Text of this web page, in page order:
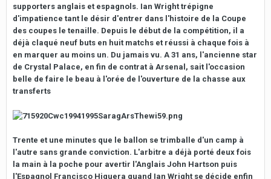
supporters anglais et espagnols. Ian Wright trépigne
d'impatience tant le désir d'entrer dans l'histoire de la Coupe
des coupes le tenaille. Depuis le début de la compétition, il a
déjà claqué neuf buts en huit matchs et réussi à chaque fois à
en marquer au moins un. Du jamais vu. A 31 ans, l'ancienne star
de Crystal Palace, en fin de contrat à Arsenal, sait l'occasion
belle de faire le beau à l'orée de l'ouverture de la chasse aux
transferts
Trente et une minutes que le ballon se trimballe d'un camp à
l'autre sans grande conviction. L'arbitre a déjà porté deux fois
la main à la poche pour avertir l'Anglais John Hartson puis
l'Espagnol Francisco Higuera quand Ian Wright se décide enfin